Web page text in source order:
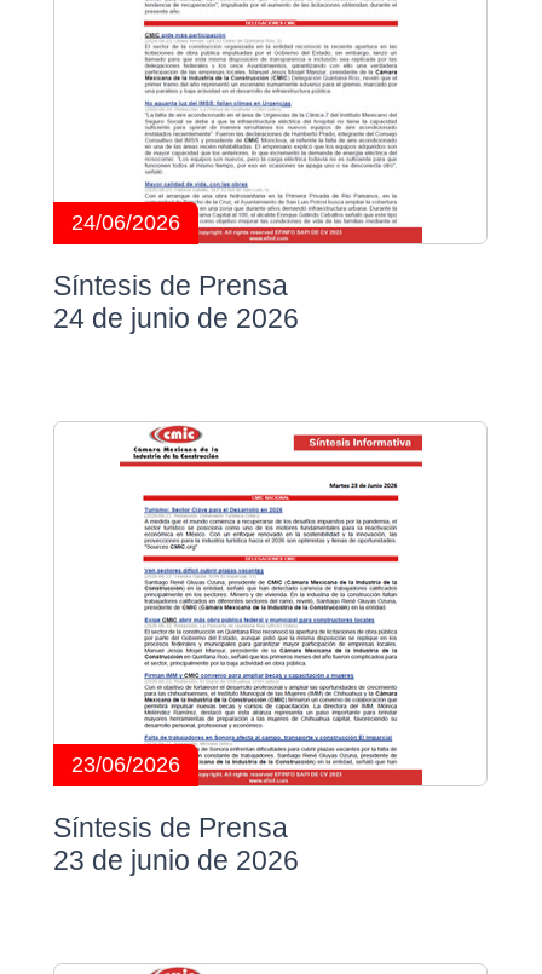
24/06/2026
Síntesis de Prensa
24 de junio de 2026
23/06/2026
Síntesis de Prensa
23 de junio de 2026